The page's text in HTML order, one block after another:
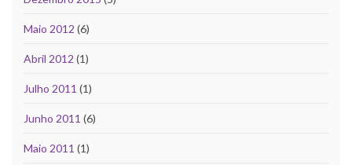
Maio 2012 (6)
Abril 2012 (1)
Julho 2011 (1)
Junho 2011 (6)
Maio 2011 (1)